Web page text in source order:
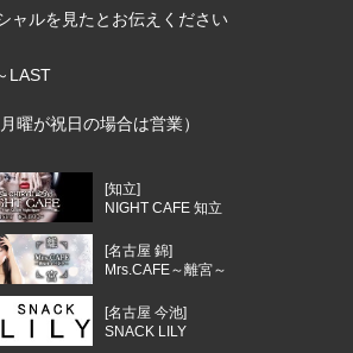
ャルを見たとお伝えください
LAST
曜が祝日の場合は営業）
[知立]
NIGHT CAFE 知立
[名古屋 錦]
Mrs.CAFE～離宮～
[名古屋 今池]
SNACK LILY